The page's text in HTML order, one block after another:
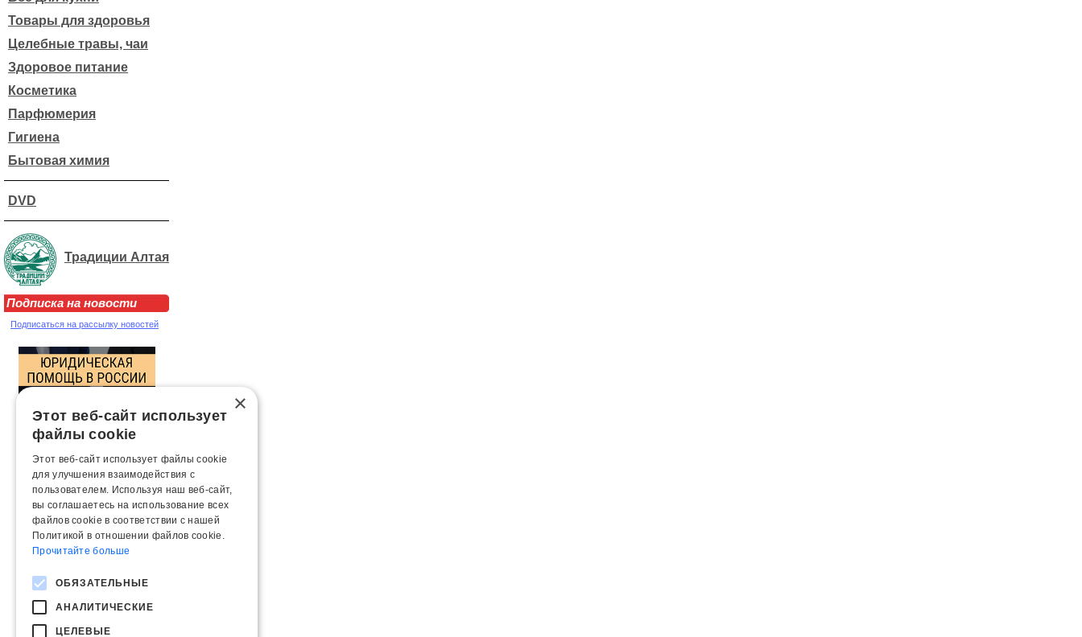
Товары для здоровья
Целебные травы, чаи
Здоровое питание
Косметика
Парфюмерия
Гигиена
Бытовая химия
DVD
Традиции Алтая
Подписка на новости
Подписаться на рассылку новостей
×
Этот веб-сайт использует
файлы cookie
Этот веб-сайт использует файлы cookie
для улучшения взаимодействия с
пользователем. Используя наш веб-сайт,
вы соглашаетесь на использование всех
файлов cookie в соответствии с нашей
Политикой в ​​отношении файлов cookie.
Прочитайте больше
ОБЯЗАТЕЛЬНЫЕ
АНАЛИТИЧЕСКИЕ
ЦЕЛЕВЫЕ